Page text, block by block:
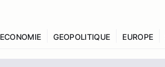
ECONOMIE GEOPOLITIQUE EUROPE